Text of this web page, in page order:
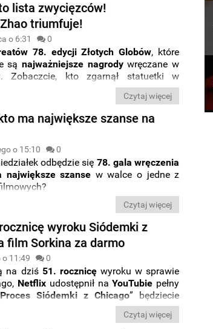
lista zwycięzców!
triumfuje!
o 6:31 0
78. edycji Złotych Globów, które
są najważniejsze nagrodywręczane w
Zobaczcie, kto zgarnął statuetki w
Czytaj więcej
ma największe szanse na
o 15:10 0
odbędzie się 78. gala wręczenia
największe szanse w walce o jedne z
Czytaj więcej
wyroku Siódemki z
film Sorkina za darmo
o 11:49 0
na dziś 51. rocznicęwyroku w sprawie
Netflix udostępnił naYouTubie pełny
Proces Siódemki z Chicago” będziecie
Czytaj więcej